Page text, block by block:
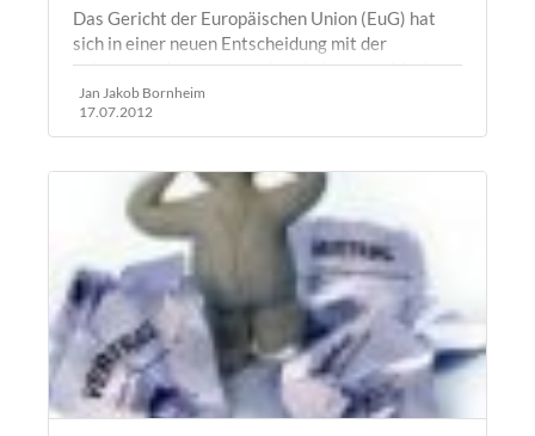
Das Gericht der Europäischen Union (EuG) hat
sich in einer neuen Entscheidung mit der
unlauteren Ausnutzung einer bekannten Marke
auseinandergesetzt. Im Rechtsstreit Jackson…
Jan Jakob Bornheim
17.07.2012